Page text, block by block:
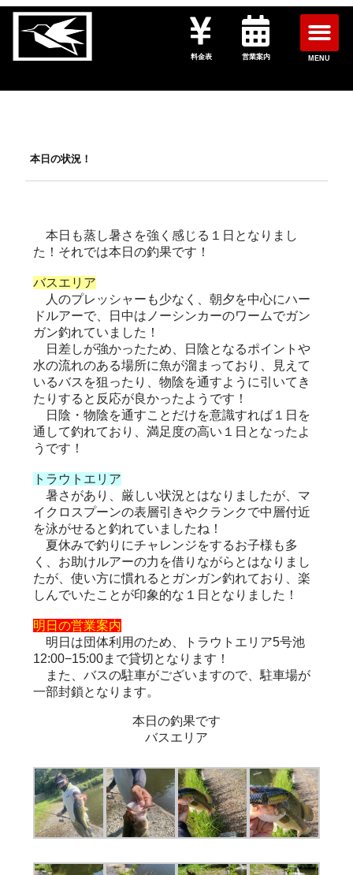
料金表 営業案内 MENU
本日の状況！
本日も蒸し暑さを強く感じる１日となりまし
た！それでは本日の釣果です！
バスエリア
人のプレッシャーも少なく、朝夕を中心にハー
ドルアーで、日中はノーシンカーのワームでガン
ガン釣れていました！
日差しが強かったため、日陰となるポイントや
水の流れのある場所に魚が溜まっており、見えて
いるバスを狙ったり、物陰を通すように引いてき
たりすると反応が良かったようです！
日陰・物陰を通すことだけを意識すれば１日を
通して釣れており、満足度の高い１日となったよ
うです！
トラウトエリア
暑さがあり、厳しい状況とはなりましたが、マ
イクロスプーンの表層引きやクランクで中層付近
を泳がせると釣れていましたね！
夏休みで釣りにチャレンジをするお子様も多
く、お助けルアーの力を借りながらとはなりまし
たが、使い方に慣れるとガンガン釣れており、楽
しんでいたことが印象的な１日となりました！
明日の営業案内
明日は団体利用のため、トラウトエリア5号池
12:00−15:00まで貸切となります！
また、バスの駐車がございますので、駐車場が
一部封鎖となります。
本日の釣果です
バスエリア